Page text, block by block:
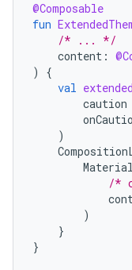
@Composable
fun
/* ... */
content :
)
{
val
caution
)
/*
)
}
}